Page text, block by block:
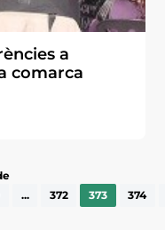
a
comarca
... 372 373 374